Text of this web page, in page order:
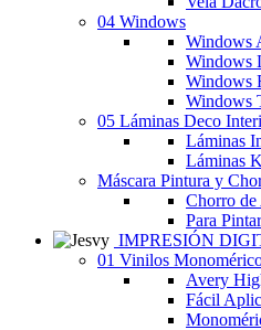
04 Windows
Windows
Windows
Windows
Windows
05 Láminas Deco
Láminas
Láminas
Máscara Pintura y
Chorro de
Para Pintar
IMPRESIÓN
01 Vinilos
Avery
Fácil